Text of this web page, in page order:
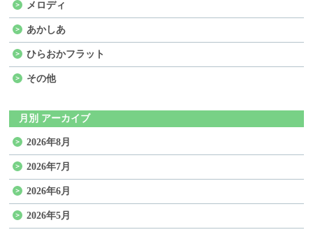
メロディ
あかしあ
ひらおかフラット
その他
月別 アーカイブ
2026年8月
2026年7月
2026年6月
2026年5月